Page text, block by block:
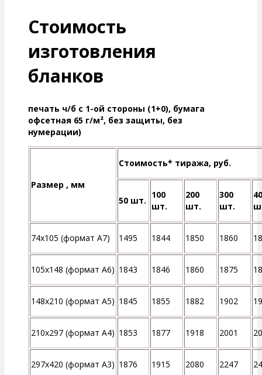
Стоимость
изготовления
бланков
печать ч/б с 1-ой стороны (1+0), бумага
офсетная 65 г/м², без защиты, без
нумерации)
Размер , мм
Стоимость* тиража, руб.
50 шт.
100
шт.
200
шт.
300
шт.
74х105 (формат А7) 1495 1844 1850 1860
105x148 (формат A6) 1843 1846 1860 1875
148x210 (формат A5) 1845 1855 1882 1902
210x297 (формат A4) 1853 1877 1918 2001
297х420 (формат А3) 1876 1915 2080 2247